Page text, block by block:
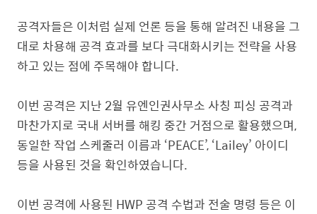
공격자들은 이처럼 실제 언론 등을 통해 알려진 내용을 그
대로 차용해 공격 효과를 보다 극대화시키는 전략을 사용
하고 있는 점에 주목해야 합니다.
이번 공격은 지난 2월 유엔인권사무소 사칭 피싱 공격과
마찬가지로 국내 서버를 해킹 중간 거점으로 활용했으며,
동일한 작업 스케줄러 이름과 ‘PEACE’, ‘Lailey’ 아이디
등을 사용된 것을 확인하였습니다.
이번 공격에 사용된 HWP 공격 수법과 전술 명령 등은 이